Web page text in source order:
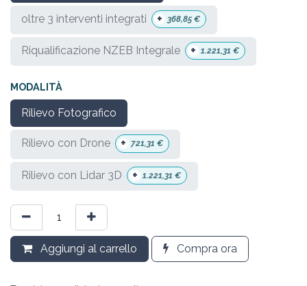
oltre 3 interventi integrati + 368,85 €
Riqualificazione NZEB Integrale + 1.221,31 €
MODALITÀ
Rilievo Fotografico
Rilievo con Drone + 721,31 €
Rilievo con Lidar 3D + 1.221,31 €
Aggiungi al carrello Compra ora